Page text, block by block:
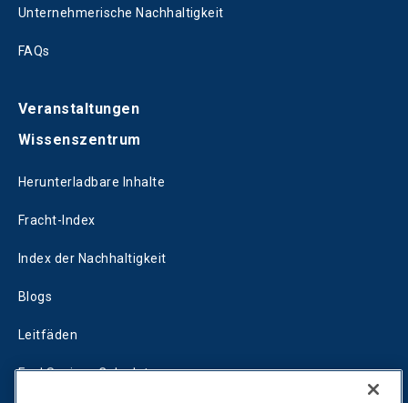
Unternehmerische Nachhaltigkeit
FAQs
Veranstaltungen
Wissenszentrum
Herunterladbare Inhalte
Fracht-Index
Index der Nachhaltigkeit
Blogs
Leitfäden
Fuel Savings Calculator